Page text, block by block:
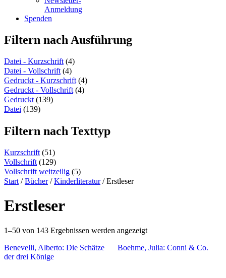
Anmeldung
Spenden
Skip
to
Filtern nach Ausführung
Datei - Kurzschrift (4)
Datei - Vollschrift (4)
Gedruckt - Kurzschrift (4)
Gedruckt - Vollschrift (4)
Gedruckt (139)
Datei (139)
Filtern nach Texttyp
Kurzschrift (51)
Vollschrift (129)
Vollschrift weitzeilig (5)
Start /Bücher/Kinderliteratur/ Erstleser
Erstleser
1–50 von 143 Ergebnissen werden angezeigt
Benevelli, Alberto: Die Schätze
der drei Könige
Boehme, Julia: Conni & Co.